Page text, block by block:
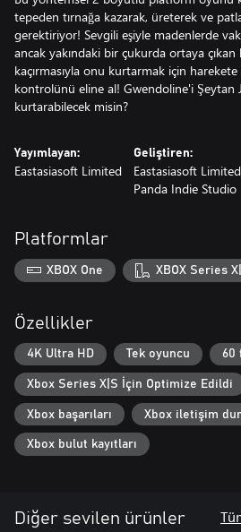
tepeden tırnağa kazarak, üreterek ve
gerektiriyor! Sevgili eşiyle madenlerde
ancak yakındaki bir çukurda ortaya
kaçırmasıyla onu kurtarmak için
kontrolünü eline al! Gwendoline'i Şeytan
kurtarabilecek misin?
Yayımlayan:
Eastasiasoft Limited
Geliştiren:
Eastasiasoft
Panda Indie Studio
Platformlar
XBOX One XBOX Series
Özellikler
4K Ultra HD Tek oyuncu 60
Xbox Series X|S İçin Optimize Edildi
Xbox başarıları Xbox iletişim
Xbox bulut kayıtları
Diğer sevilen ürünler